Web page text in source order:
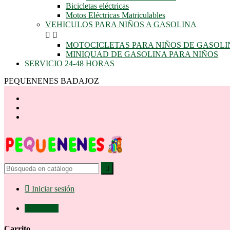
Bicicletas eléctricas
Motos Eléctricas Matriculables
VEHICULOS PARA NIÑOS A GASOLINA
 
MOTOCICLETAS PARA NIÑOS DE
MINIQUAD DE GASOLINA PARA NIÑOS
SERVICIO 24-48 HORAS
PEQUENENES BADAJOZ

 Iniciar sesión